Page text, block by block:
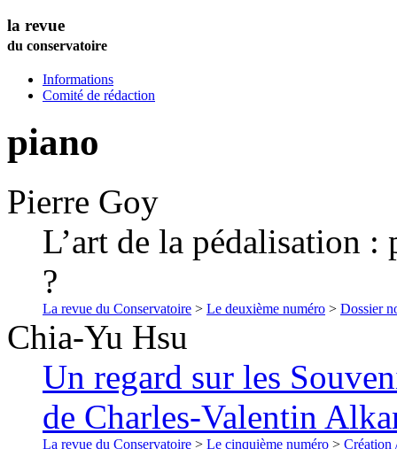
la revue
du conservatoire
Informations
Comité de rédaction
piano
Pierre Goy
L’art de la pédalisation :
?
La revue du Conservatoire > Le deuxième numéro > Dossier
Chia-Yu Hsu
Un regard sur les
de Charles-Valentin
La revue du Conservatoire > Le cinquième numéro > Création